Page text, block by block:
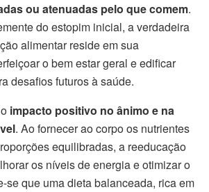
ou atenuadas pelo que comem.
do estopim inicial, a verdadeira
alimentar reside em sua
o bem estar geral e edificar
desafios futuros à saúde.
impacto positivo no ânimo e na
. Ao fornecer ao corpo os nutrientes
equilibradas, a reeducação
os níveis de energia e otimizar o
se que uma dieta balanceada, rica em